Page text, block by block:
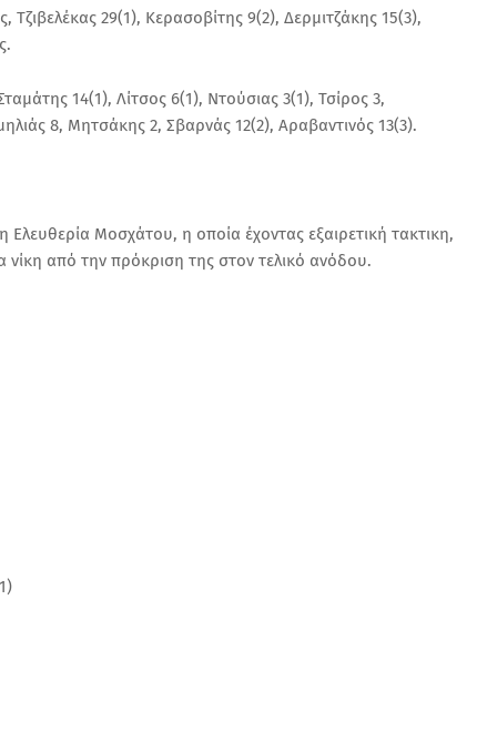
29(1), Κερασοβίτης 9(2), Δερμιτζάκης 15(3),
14(1), Λίτσος 6(1), Ντούσιας 3(1), Τσίρος 3,
8, Μητσάκης 2, Σβαρνάς 12(2), Αραβαντινός 13(3).
Μοσχάτου, η οποία έχοντας εξαιρετική τακτικη,
νίκη από την πρόκριση της στον τελικό ανόδου.